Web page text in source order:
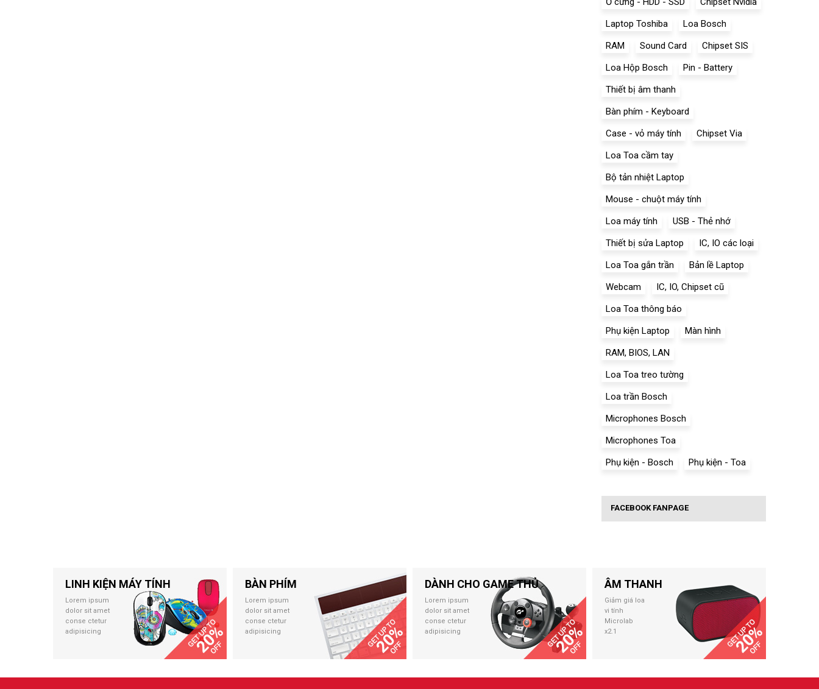
Laptop Toshiba
Loa Bosch
RAM
Sound Card
Chipset SIS
Loa Hộp Bosch
Pin - Battery
Thiết bị âm thanh
Bàn phím - Keyboard
Case - vỏ máy tính
Chipset Via
Loa Toa cầm tay
Bộ tản nhiệt Laptop
Mouse - chuột máy tính
Loa máy tính
USB - Thẻ nhớ
Thiết bị sửa Laptop
IC, IO các loại
Loa Toa gắn trần
Bản lề Laptop
Webcam
IC, IO, Chipset cũ
Loa Toa thông báo
Phụ kiện Laptop
Màn hình
RAM, BIOS, LAN
Loa Toa treo tường
Loa trần Bosch
Microphones Bosch
Microphones Toa
Phụ kiện - Bosch
Phụ kiện - Toa
FACEBOOK FANPAGE
LINH KIỆN MÁY TÍNH
Lorem ipsum
dolor sit amet
conse ctetur
adipisicing
BÀN PHÍM
Lorem ipsum
dolor sit amet
conse ctetur
adipisicing
DÀNH CHO GAME THỦ
Lorem ipsum
dolor sit amet
conse ctetur
adipisicing
ÂM THANH
Giảm giá loa
vi tính
Microlab
x2.1